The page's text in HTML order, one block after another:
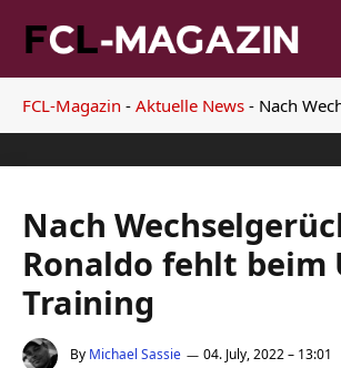
FCL-Magazin - Aktuelle News - Nach
Nach
Ronaldo fehlt beim
Training
By Michael Sassie
04. July, 2022 – 13:01